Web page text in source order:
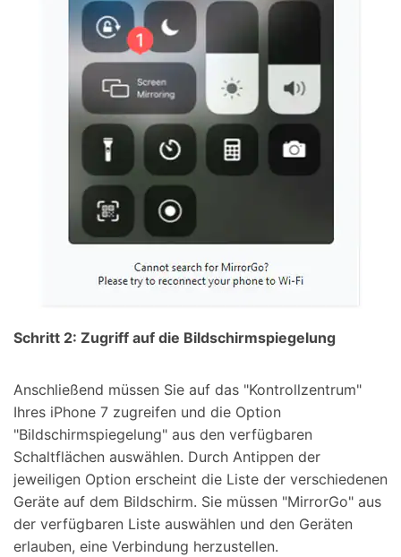
Schritt 2: Zugriff auf die Bildschirmspiegelung
Anschließend müssen Sie auf das "Kontrollzentrum"
Ihres iPhone 7 zugreifen und die Option
"Bildschirmspiegelung" aus den verfügbaren
Schaltflächen auswählen. Durch Antippen der
jeweiligen Option erscheint die Liste der verschiedenen
Geräte auf dem Bildschirm. Sie müssen "MirrorGo" aus
der verfügbaren Liste auswählen und den Geräten
erlauben, eine Verbindung herzustellen.